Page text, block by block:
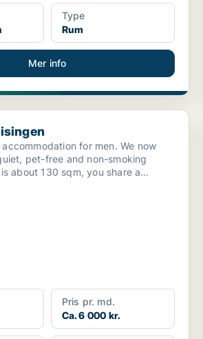
Type
Rum
Mer info
for men. We now
pet-free and non-smoking
about 130 sqm, you share a
Pris pr. md.
Ca. 6 000 kr.